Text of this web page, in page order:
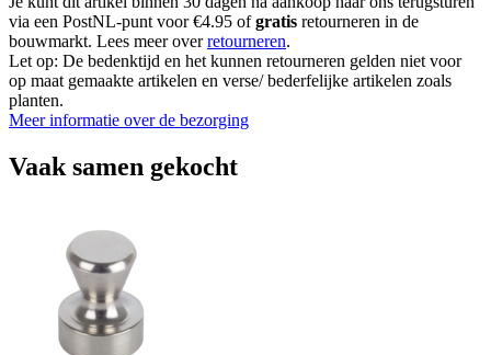
via een PostNL-punt voor €4.95 ofgratis retourneren in de
bouwmarkt. Lees meer overretourneren.
Let op: De bedenktijd en het kunnen retourneren gelden niet voor
op maat gemaakte artikelen en verse/ bederfelijke artikelen zoals
planten.
Meer informatie over de bezorging
Vaak samen gekocht